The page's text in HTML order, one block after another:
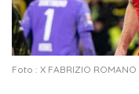
Foto : X FABRIZIO ROMANO